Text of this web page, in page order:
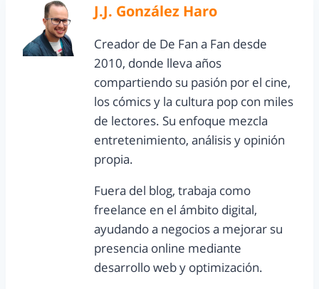
J.J. González Haro
Creador de De Fan a Fan desde
2010, donde lleva años
compartiendo su pasión por el cine,
los cómics y la cultura pop con miles
de lectores. Su enfoque mezcla
entretenimiento, análisis y opinión
propia.
Fuera del blog, trabaja como
freelance en el ámbito digital,
ayudando a negocios a mejorar su
presencia online mediante
desarrollo web y optimización.